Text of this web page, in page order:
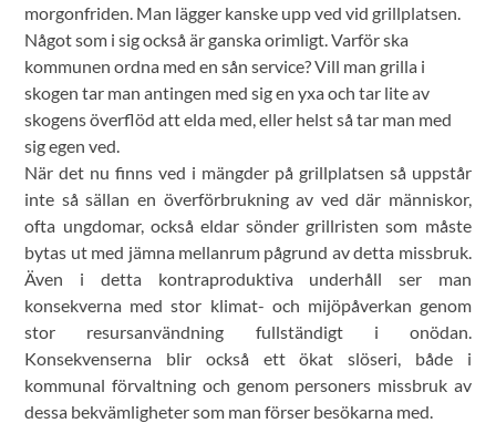
morgonfriden. Man lägger kanske upp ved vid grillplatsen.
Något som i sig också är ganska orimligt. Varför ska
kommunen ordna med en sån service? Vill man grilla i
skogen tar man antingen med sig en yxa och tar lite av
skogens överflöd att elda med, eller helst så tar man med
sig egen ved.
När det nu finns ved i mängder på grillplatsen så uppstår
inte så sällan en överförbrukning av ved där människor,
ofta ungdomar, också eldar sönder grillristen som måste
bytas ut med jämna mellanrum pågrund av detta missbruk.
Även i detta kontraproduktiva underhåll ser man
konsekverna med stor klimat- och mijöpåverkan genom
stor resursanvändning fullständigt i onödan.
Konsekvenserna blir också ett ökat slöseri, både i
kommunal förvaltning och genom personers missbruk av
dessa bekvämligheter som man förser besökarna med.